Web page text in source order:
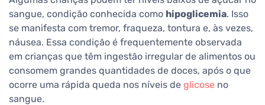
sangue, condição conhecida como hipoglicemia. Isso
se manifesta com tremor, fraqueza, tontura e, às vezes,
náusea. Essa condição é frequentemente observada
em crianças que têm ingestão irregular de alimentos ou
consomem grandes quantidades de doces, após o que
ocorre uma rápida queda nos níveis de glicose no
sangue.